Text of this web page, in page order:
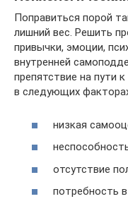
Поправиться порой
лишний вес. Решить
привычки, эмоции,
внутренней
препятствие на пути
в следующих
низкая
отсутствие
потребность